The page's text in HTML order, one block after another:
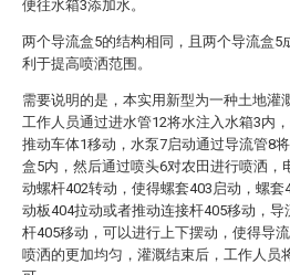
便往水箱3添加水。
两个导流盒5的结构相同，且两个导流盒5
利于提高喷洒范围。
需要说明的是，本实用新型为一种土地灌
工作人员通过进水管12将水注入水箱3内
推动车体1移动，水泵7启动通过导流管8
盒5内，然后通过喷头6对农田进行喷洒，
动螺杆402转动，使得螺套403启动，螺套
动板404拉动或者推动连接杆405移动，导
杆405移动，可以进行上下摆动，使得导
喷洒的更加均匀，灌溉结束后，工作人员